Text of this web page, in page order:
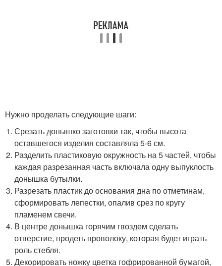
Нужно проделать следующие шаги:
Срезать донышко заготовки так, чтобы высота
оставшегося изделия составляла 5-6 см.
Разделить пластиковую окружность на 5 частей, чтобы
каждая разрезанная часть включала одну выпуклость
донышка бутылки.
Разрезать пластик до основания дна по отметинам,
сформировать лепестки, опалив срез по кругу
пламенем свечи.
В центре донышка горячим гвоздем сделать
отверстие, продеть проволоку, которая будет играть
роль стебля.
Декорировать ножку цветка гофрированной бумагой,